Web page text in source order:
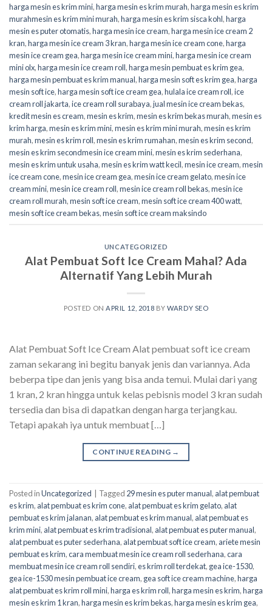
harga mesin es krim mini,harga mesin es krim murah,harga mesin es krim
murahmesin es krim mini murah,harga mesin es krim sisca kohl,harga
mesin es puter otomatis,harga mesin ice cream,harga mesin ice cream 2
kran,harga mesin ice cream 3 kran,harga mesin ice cream cone,harga
mesin ice cream gea,harga mesin ice cream mini,harga mesin ice cream
mini olx,harga mesin ice cream roll,harga mesin pembuat es krim gea,
harga mesin pembuat es krim manual,harga mesin soft es krim gea,harga
mesin soft ice,harga mesin soft ice cream gea,hulala ice cream roll,ice
cream roll jakarta,ice cream roll surabaya,jual mesin ice cream bekas,
kredit mesin es cream,mesin es krim,mesin es krim bekas murah,mesin es
krim harga,mesin es krim mini,mesin es krim mini murah,mesin es krim
murah,mesin es krim roll,mesin es krim rumahan,mesin es krim second,
mesin es krim secondmesin ice cream mini,mesin es krim sederhana,
mesin es krim untuk usaha,mesin es krim watt kecil,mesin ice cream,mesin
ice cream cone,mesin ice cream gea,mesin ice cream gelato,mesin ice
cream mini,mesin ice cream roll,mesin ice cream roll bekas,mesin ice
cream roll murah,mesin soft ice cream,mesin soft ice cream 400 watt,
mesin soft ice cream bekas,mesin soft ice cream maksindo
UNCATEGORIZED
Alat Pembuat Soft Ice Cream Mahal? Ada
Alternatif Yang Lebih Murah
POSTED ONAPRIL 12, 2018 BYWARDY SEO
Alat Pembuat Soft Ice Cream Alat pembuat soft ice cream
zaman sekarang ini begitu banyak jenis dan variannya. Ada
beberpa tipe dan jenis yang bisa anda temui. Mulai dari yang
1 kran, 2 kran hingga untuk kelas pebisnis model 3 kran sudah
tersedia dan bisa di dapatkan dengan harga terjangkau.
Tetapi apakah iya untuk membuat […]
CONTINUE READING →
Posted inUncategorized Tagged 29 mesin es puter manual, alat pembuat
es krim, alat pembuat es krim cone, alat pembuat es krim gelato, alat
pembuat es krim jalanan, alat pembuat es krim manual, alat pembuat es
krim mini, alat pembuat es krim tradisional, alat pembuat es puter manual,
alat pembuat es puter sederhana, alat pembuat soft ice cream, ariete mesin
pembuat es krim,cara membuat mesin ice cream roll sederhana,cara
membuat mesin ice cream roll sendiri,es krim roll terdekat, gea ice-1530,
gea ice-1530 mesin pembuat ice cream, gea soft ice cream machine,harga
alat pembuat es krim roll mini,harga es krim roll,harga mesin es krim,harga
mesin es krim 1 kran,harga mesin es krim bekas,harga mesin es krim gea,